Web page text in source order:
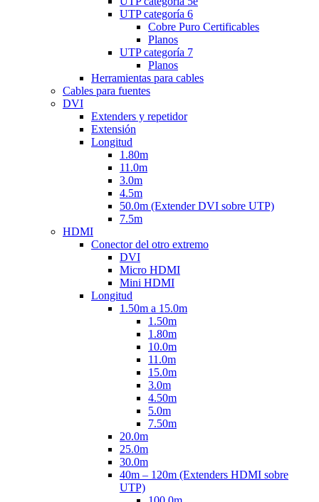
UTP categoría 6
Cobre Puro Certificables
Planos
UTP categoría 7
Planos
Herramientas para cables
Cables para fuentes
DVI
Extenders y repetidor
Extensión
Longitud
1.80m
11.0m
3.0m
4.5m
50.0m (Extender DVI sobre UTP)
7.5m
HDMI
Conector del otro extremo
DVI
Micro HDMI
Mini HDMI
Longitud
1.50m a 15.0m
1.50m
1.80m
10.0m
11.0m
15.0m
3.0m
4.50m
5.0m
7.50m
20.0m
25.0m
30.0m
40m – 120m (Extenders HDMI sobre
UTP)